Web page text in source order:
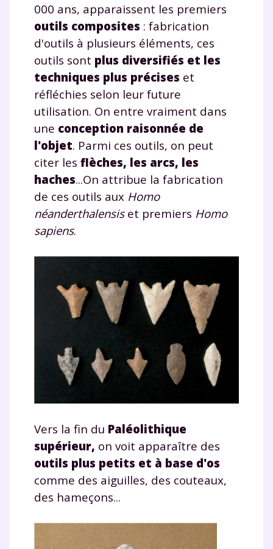
000 ans, apparaissent les premiers
outils composites : fabrication
d'outils à plusieurs éléments, ces
outils sont plus diversifiés et les
techniques plus précises et
réfléchies selon leur future
utilisation. On entre vraiment dans
une conception raisonnée de
l'objet. Parmi ces outils, on peut
citer les flèches, les arcs, les
haches...On attribue la fabrication
de ces outils aux Homo
néanderthalensiset premiers Homo
sapiens.
Vers la fin du Paléolithique
supérieur, on voit apparaître des
outils plus petits et à base d'os
comme des aiguilles, des couteaux,
des hameçons...
communications de la part de
myMaxicours.
Votre adresse e-mail sera exclusivement utilisée pour
vous envoyer notre newsletter. Vous pourrez vous
désinscrire à tout moment, à travers le lien de
désinscription présent dans chaque newsletter. Pour
en savoir plus sur la gestion de vos données
personnelles et pour exercer vos droits, vous pouvez
consulternotre charte.